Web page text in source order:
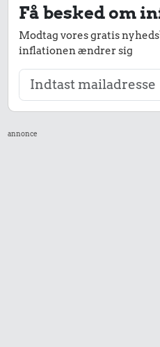
Få besked om
Modtag vores gratis
inflationen ændrer sig
annonce